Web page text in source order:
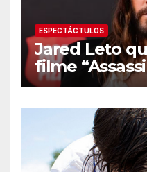
ESPECTÁCTULOS
Jared Leto
filme
resurgir